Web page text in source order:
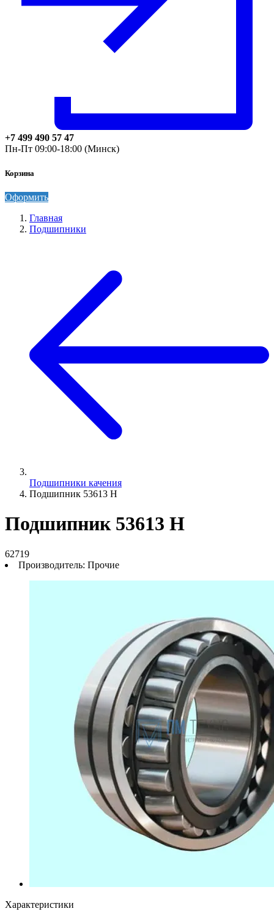
+7 499 490 57 47
Пн-Пт 09:00-18:00 (Минск)
Корзина
Оформить
Главная
Подшипники
Подшипники качения
Подшипник 53613 Н
Подшипник 53613 Н
62719
Производитель: Прочие
Характеристики